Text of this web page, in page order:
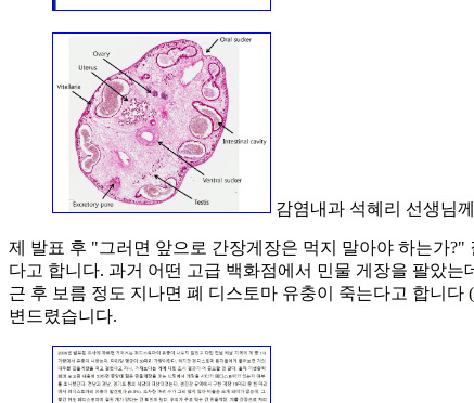
감염내과 석혜리 선생님
제 발표 후 "그러면 앞으로 간장게장은 먹지 말아야 하는가
다고 합니다. 과거 어떤 고급 백화점에서 민물 게장을 팔았
근 후 보름 정도 지나면 폐 디스토마 유충이 죽는다고 합니다 (
변드렸습니다.